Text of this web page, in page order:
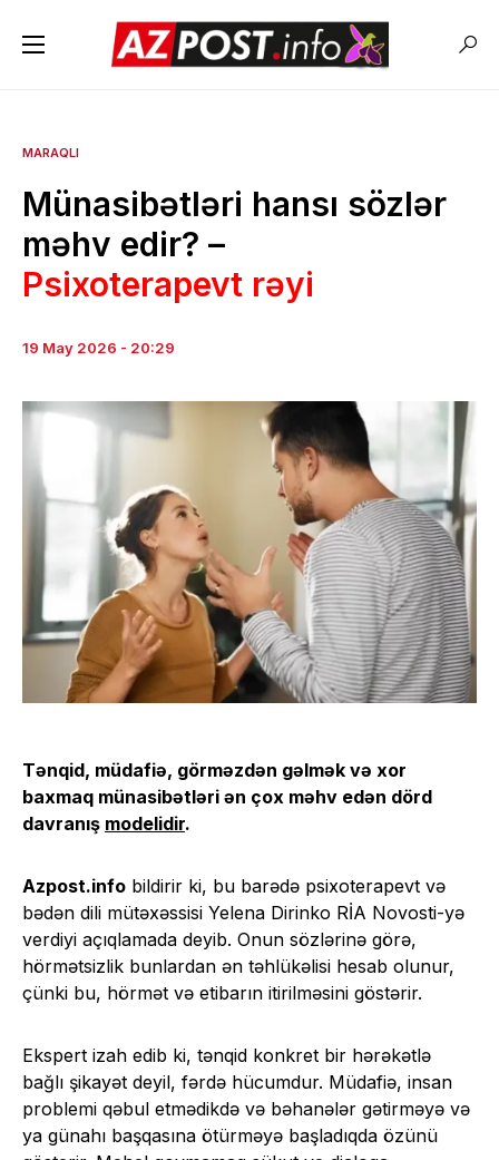
MARAQLI
Münasibətləri hansı sözlər
məhv edir? –
Psixoterapevt rəyi
19 May 2026 - 20:29
Tənqid, müdafiə, görməzdən gəlmək və xor
baxmaq münasibətləri ən çox məhv edən dörd
davranış modelidir.
Azpost.info bildirir ki, bu barədə psixoterapevt və
bədən dili mütəxəssisi Yelena Dirinko RİA Novosti-yə
verdiyi açıqlamada deyib. Onun sözlərinə görə,
hörmətsizlik bunlardan ən təhlükəlisi hesab olunur,
çünki bu, hörmət və etibarın itirilməsini göstərir.
Ekspert izah edib ki, tənqid konkret bir hərəkətlə
bağlı şikayət deyil, fərdə hücumdur. Müdafiə, insan
problemi qəbul etmədikdə və bəhanələr gətirməyə və
ya günahı başqasına ötürməyə başladıqda özünü